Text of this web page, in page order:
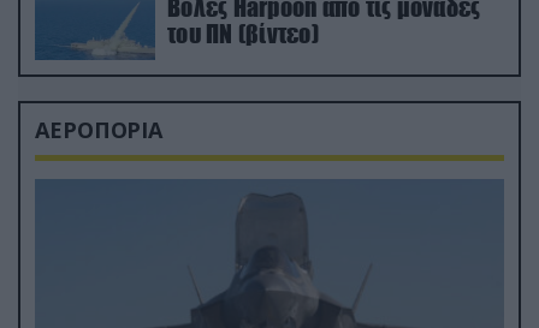
Βολές Harpoon από τις μονάδες
του ΠΝ (βίντεο)
ΑΕΡΟΠΟΡΙΑ